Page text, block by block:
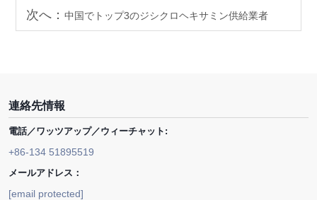
次へ： 中国でトップ3のジシクロヘキサミン供給業者
連絡先情報
電話／ワッツアップ／ウィーチャット:
+86-134 51895519
メールアドレス：
[email protected]